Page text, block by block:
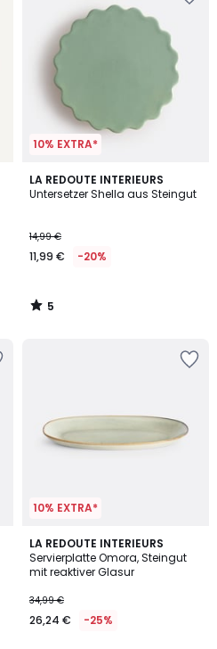
10% EXTRA*
LA REDOUTE INTERIEURS
Untersetzer Shella aus Steingut
14,99 €
11,99 € -20%
5
/
5
/
10% EXTRA*
LA REDOUTE INTERIEURS
Servierplatte Omora, Steingut
mit reaktiver Glasur
34,99 €
26,24 € -25%